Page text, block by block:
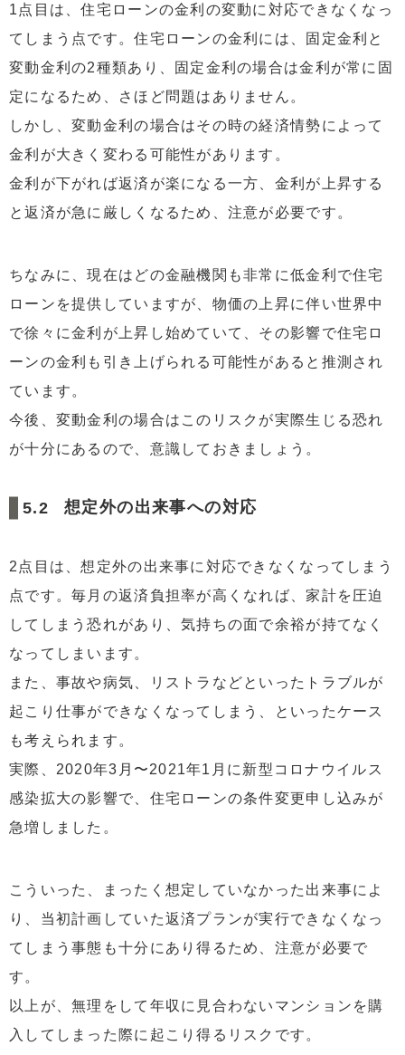
1点目は、住宅ローンの金利の変動に対応できなくなっ
てしまう点です。住宅ローンの金利には、固定金利と
変動金利の2種類あり、固定金利の場合は金利が常に固
定になるため、さほど問題はありません。
しかし、変動金利の場合はその時の経済情勢によって
金利が大きく変わる可能性があります。
金利が下がれば返済が楽になる一方、金利が上昇する
と返済が急に厳しくなるため、注意が必要です。
ちなみに、現在はどの金融機関も非常に低金利で住宅
ローンを提供していますが、物価の上昇に伴い世界中
で徐々に金利が上昇し始めていて、その影響で住宅ロ
ーンの金利も引き上げられる可能性があると推測され
ています。
今後、変動金利の場合はこのリスクが実際生じる恐れ
が十分にあるので、意識しておきましょう。
想定外の出来事への対応
2点目は、想定外の出来事に対応できなくなってしまう
点です。毎月の返済負担率が高くなれば、家計を圧迫
してしまう恐れがあり、気持ちの面で余裕が持てなく
なってしまいます。
また、事故や病気、リストラなどといったトラブルが
起こり仕事ができなくなってしまう、といったケース
も考えられます。
実際、2020年3月〜2021年1月に新型コロナウイルス
感染拡大の影響で、住宅ローンの条件変更申し込みが
急増しました。
こういった、まったく想定していなかった出来事によ
り、当初計画していた返済プランが実行できなくなっ
てしまう事態も十分にあり得るため、注意が必要で
す。
以上が、無理をして年収に見合わないマンションを購
入してしまった際に起こり得るリスクです。